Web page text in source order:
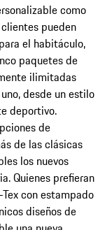
como
pueden
el habitáculo,
paquetes de
ilimitadas
desde un estilo
deportivo.
de
de las clásicas
los nuevos
Quienes prefieran
con estampado
diseños de